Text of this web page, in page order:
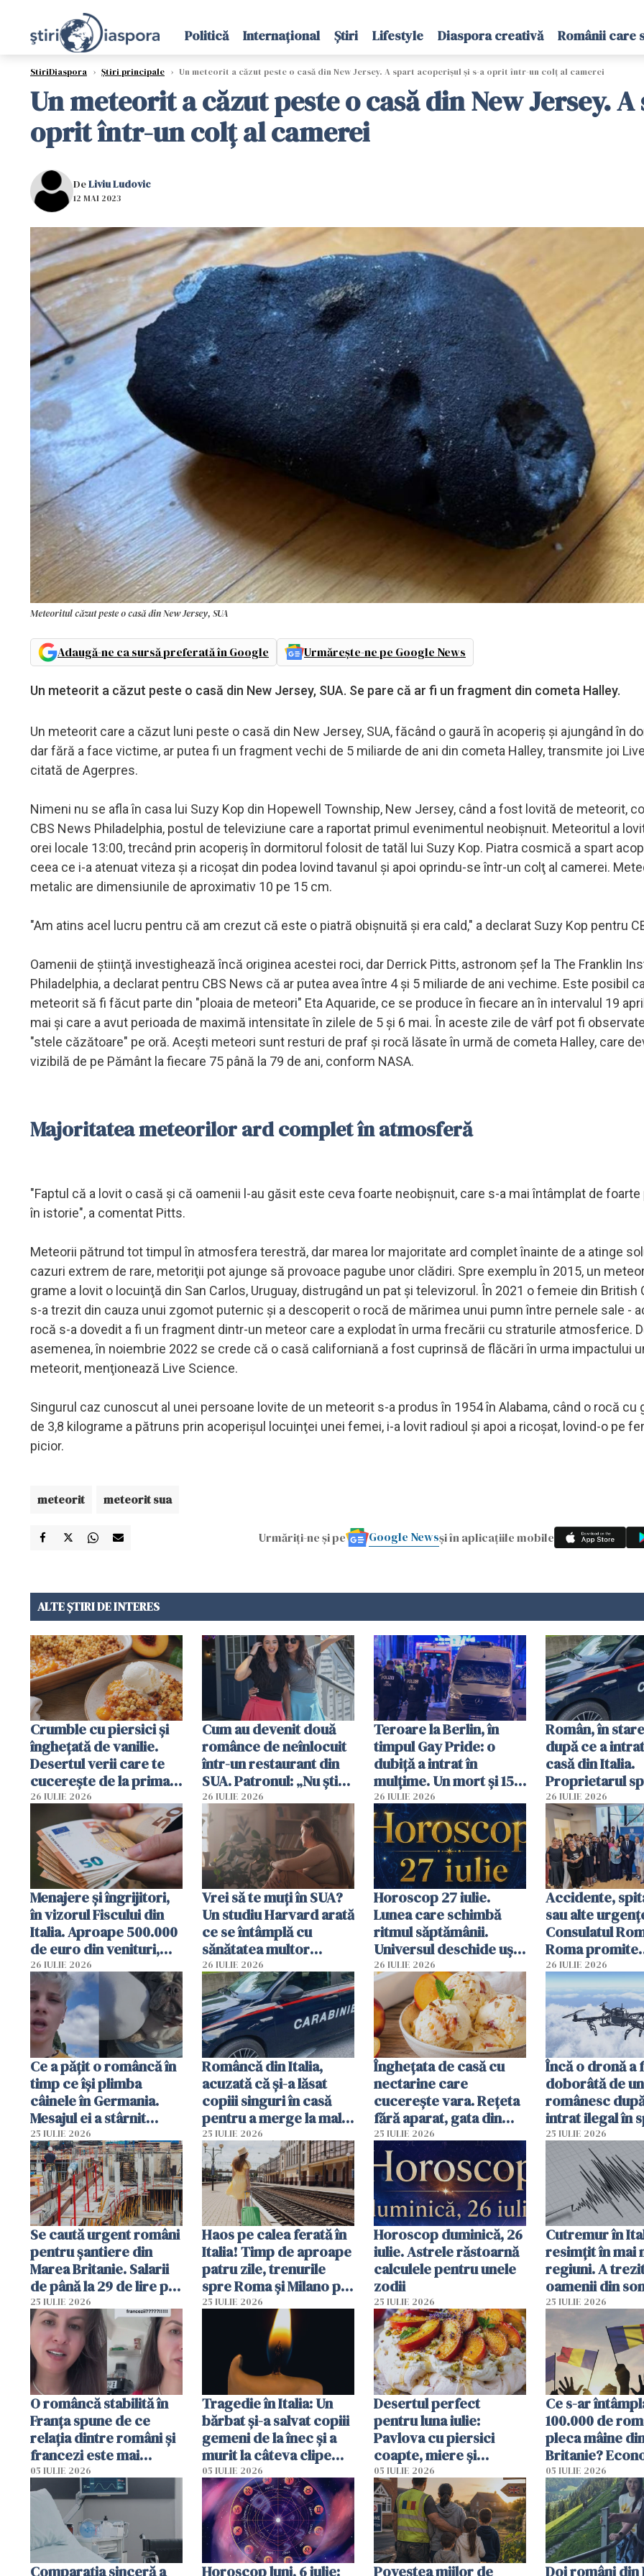
Politică Internațional Știri Lifestyle Diaspora creativă Românii care
StiriDiaspora › Știri principale › Un meteorit a căzut peste o casă din New Jersey. A spart acoperişul și s-a oprit într-un colţ al camerei
Un meteorit a căzut peste o casă din New Jersey.
oprit într-un colţ al camerei
DeLiviu Ludovic
12 MAI 2023
Meteoritul căzut peste o casă din New Jersey, SUA
Adaugă-ne ca sursă preferată în Google Urmărește-ne pe Google News
Un meteorit a căzut peste o casă din New Jersey, SUA. Se pare că ar fi un fragment din cometa Halley.
Un meteorit care a căzut luni peste o casă din New Jersey, SUA, făcând o gaură în acoperiş şi ajungând în
dar fără a face victime, ar putea fi un fragment vechi de 5 miliarde de ani din cometa Halley, transmite joi
citată de Agerpres.
Nimeni nu se afla în casa lui Suzy Kop din Hopewell Township, New Jersey, când a fost lovită de meteorit,
CBS News Philadelphia, postul de televiziune care a raportat primul evenimentul neobişnuit. Meteoritul a
orei locale 13:00, trecând prin acoperiş în dormitorul folosit de tatăl lui Suzy Kop. Piatra cosmică a spart
ceea ce i-a atenuat viteza şi a ricoşat din podea lovind tavanul şi apoi oprindu-se într-un colţ al camerei.
metalic are dimensiunile de aproximativ 10 pe 15 cm.
"Am atins acel lucru pentru că am crezut că este o piatră obişnuită şi era cald," a declarat Suzy Kop pentru
Oamenii de ştiinţă investighează încă originea acestei roci, dar Derrick Pitts, astronom şef la The Franklin
Philadelphia, a declarat pentru CBS News că ar putea avea între 4 şi 5 miliarde de ani vechime. Este posibil
meteorit să fi făcut parte din "ploaia de meteori" Eta Aquaride, ce se produce în fiecare an în intervalul 19
mai şi care a avut perioada de maximă intensitate în zilele de 5 şi 6 mai. În aceste zile de vârf pot fi
"stele căzătoare" pe oră. Aceşti meteori sunt resturi de praf şi rocă lăsate în urmă de cometa Halley, care
vizibilă de pe Pământ la fiecare 75 până la 79 de ani, conform NASA.
Majoritatea meteorilor ard complet în atmosferă
"Faptul că a lovit o casă şi că oamenii l-au găsit este ceva foarte neobişnuit, care s-a mai întâmplat de foarte
în istorie", a comentat Pitts.
Meteorii pătrund tot timpul în atmosfera terestră, dar marea lor majoritate ard complet înainte de a atinge
cazuri extrem de rare, metoriţii pot ajunge să provoace pagube unor clădiri. Spre exemplu în 2015, un
grame a lovit o locuinţă din San Carlos, Uruguay, distrugând un pat şi televizorul. În 2021 o femeie din British
s-a trezit din cauza unui zgomot puternic şi a descoperit o rocă de mărimea unui pumn între pernele sale -
rocă s-a dovedit a fi un fragment dintr-un meteor care a explodat în urma frecării cu straturile atmosferice.
asemenea, în noiembrie 2022 se crede că o casă californiană a fost cuprinsă de flăcări în urma impactului
meteorit, menţionează Live Science.
Singurul caz cunoscut al unei persoane lovite de un meteorit s-a produs în 1954 în Alabama, când o rocă cu
de 3,8 kilograme a pătruns prin acoperişul locuinţei unei femei, i-a lovit radioul şi apoi a ricoşat, lovind-o pe
picior.
meteorit meteorit sua
Urmăriți-ne și pe Google Newsși în aplicațiile mobile
ALTE ȘTIRI DE INTERES
Crumble cu piersici și
înghețată de vanilie.
Desertul verii care te
cucerește de la prima
lingură
26 IULIE 2026
Cum au devenit două
românce de neînlocuit
într-un restaurant din
SUA. Patronul: „Nu știu
ce o să mă fac fără voi”
26 IULIE 2026
Teroare la Berlin, în
timpul Gay Pride: o
dubiță a intrat în
mulțime. Un mort și 15
răniți
26 IULIE 2026
Român, în
după ce a
casă din Italia.
Proprietarul
s-a apărat cu
26 IULIE 2026
Menajere și îngrijitori,
în vizorul Fiscului din
Italia. Aproape 500.000
de euro din venituri,
ascunși de autorități
26 IULIE 2026
Vrei să te muți în SUA?
Un studiu Harvard arată
ce se întâmplă cu
sănătatea multor
imigranți
26 IULIE 2026
Horoscop 27 iulie.
Lunea care schimbă
ritmul săptămânii.
Universul deschide uși
neașteptate pentru
unele zodii
26 IULIE 2026
Accidente,
sau alte
Consulatul
Roma promite
intervenții în
de ore
26 IULIE 2026
Ce a pățit o româncă în
timp ce își plimba
câinele în Germania.
Mesajul ei a stârnit
dezbateri aprinse
25 IULIE 2026
Româncă din Italia,
acuzată că și-a lăsat
copiii singuri în casă
pentru a merge la mall.
Vecinii au dat alarma
25 IULIE 2026
Înghețata de casă cu
nectarine care
cucerește vara. Rețeta
fără aparat, gata din
câteva ingrediente
25 IULIE 2026
Încă o dronă a
doborâtă de un
românesc
intrat ilegal în
aerian al
25 IULIE 2026
Se caută urgent români
pentru șantiere din
Marea Britanie. Salarii
de până la 29 de lire pe
oră
25 IULIE 2026
Haos pe calea ferată în
Italia! Timp de aproape
patru zile, trenurile
spre Roma și Milano pot
întârzia până la 3 ore
25 IULIE 2026
Horoscop duminică, 26
iulie. Astrele răstoarnă
calculele pentru unele
zodii
25 IULIE 2026
Cutremur în
resimțit în mai
regiuni. A
oamenii din
un alt seism
o zi înainte
25 IULIE 2026
O româncă stabilită în
Franța spune de ce
relația dintre români și
francezi este mai
complicată decât pare
05 IULIE 2026
Tragedie în Italia: Un
bărbat și-a salvat copiii
gemeni de la înec și a
murit la câteva clipe
după ce i-a adus la mal
05 IULIE 2026
Desertul perfect
pentru luna iulie:
Pavlova cu piersici
coapte, miere și
lavandă
05 IULIE 2026
Ce s-ar
100.000 de
pleca mâine
Britanie?
resimți imediat
05 IULIE 2026
Comparația sinceră a Horoscop luni, 6 iulie: Povestea miilor de Doi români din